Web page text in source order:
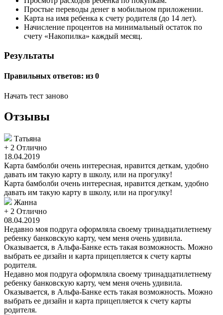
Простые переводы денег в мобильном приложении.
Карта на имя ребенка к счету родителя (до 14 лет).
Начисление процентов на минимальный остаток по
счету «Накопилка» каждый месяц.
Результаты
Правильных ответов: из 0
Начать тест заново
Отзывы
Татьяна
+ 2 Отлично
18.04.2019
Карта бамболби очень интересная, нравится деткам, удобно
давать им такую карту в школу, или на прогулку!
Карта бамболби очень интересная, нравится деткам, удобно
давать им такую карту в школу, или на прогулку!
Жанна
+ 2 Отлично
08.04.2019
Недавно моя подруга оформляла своему тринадцатилетнему
ребенку банковскую карту, чем меня очень удивила.
Оказывается, в Альфа-Банке есть такая возможность. Можно
выбрать ее дизайн и карта прицепляется к счету карты
родителя.
Недавно моя подруга оформляла своему тринадцатилетнему
ребенку банковскую карту, чем меня очень удивила.
Оказывается, в Альфа-Банке есть такая возможность. Можно
выбрать ее дизайн и карта прицепляется к счету карты
родителя.